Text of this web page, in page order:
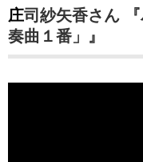
庄司紗矢香さん 『パガニーニ「ヴァイオリン協
奏曲１番」』